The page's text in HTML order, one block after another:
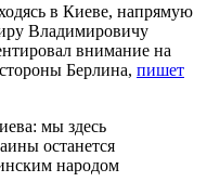
в Киеве, напрямую
Владимировичу
внимание на
Берлина, пишет
мы здесь
останется
народом